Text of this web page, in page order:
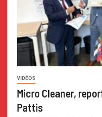
VIDÉOS
Micro Cleaner,
Pattis